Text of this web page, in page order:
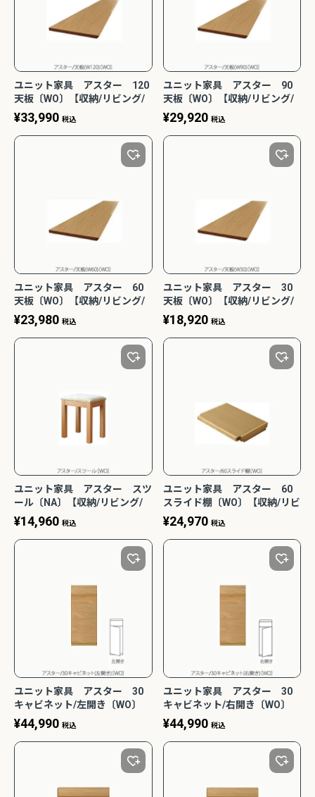
ユニット家具 アスター 120
天板〔WO〕【収納/リビング/
寝室/書斎/組合せ/ナチュラル/
高野木工】
¥33,990 税込
ユニット家具 アスター 90
天板〔WO〕【収納/リビング/
寝室/書斎/組合せ/ナチュラル/
高野木工】
¥29,920 税込
ユニット家具 アスター 60
天板〔WO〕【収納/リビング/
寝室/書斎/組合せ/ナチュラル/
高野木工】
¥23,980 税込
ユニット家具 アスター 30
天板〔WO〕【収納/リビング/
寝室/書斎/組合せ/ナチュラル/
高野木工】
¥18,920 税込
ユニット家具 アスター スツ
ール〔NA〕【収納/リビング/
寝室/書斎/組合せ/ナチュラル/
高野木工】
¥14,960 税込
ユニット家具 アスター 60
スライド棚〔WO〕【収納/リビ
ング/寝室/書斎/組合せ/ナチュ
ラル/高野木工】
¥24,970 税込
ユニット家具 アスター 30
キャビネット/左開き〔WO〕
【収納/リビング/寝室/書斎/組
合せ/ナチュラル/高野木工】
¥44,990 税込
ユニット家具 アスター 30
キャビネット/右開き〔WO〕
【収納/リビング/寝室/書斎/組
合せ/ナチュラル/高野木工】
¥44,990 税込